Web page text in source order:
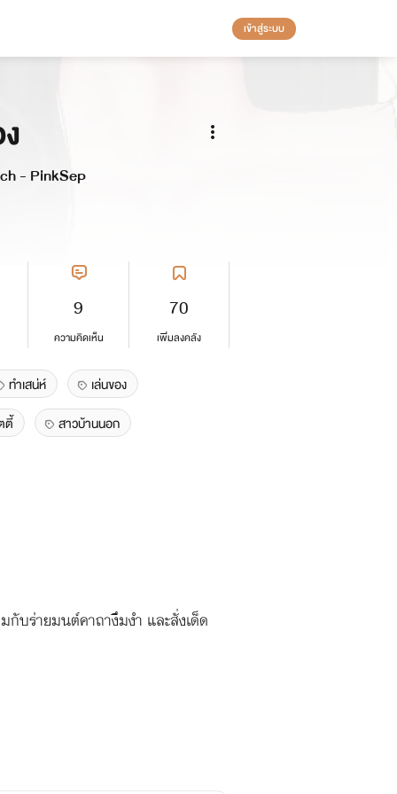
เข้าสู่ระบบ
- PinkSep
9
ความคิดเห็น
70
เพิ่มลงคลัง
ทำเสน่ห์
เล่นของ
ตี้ สาวบ้านนอก
บร่ายมนต์คาถางึมงำ และสั่งเด็ด